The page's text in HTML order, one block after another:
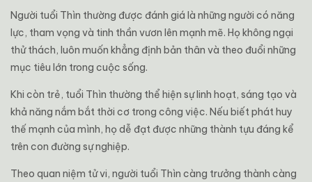
Người tuổi Thìn thường được đánh giá là những người có năng
lực, tham vọng và tinh thần vươn lên mạnh mẽ. Họ không ngại
thử thách, luôn muốn khẳng định bản thân và theo đuổi những
mục tiêu lớn trong cuộc sống.
Khi còn trẻ, tuổi Thìn thường thể hiện sự linh hoạt, sáng tạo và
khả năng nắm bắt thời cơ trong công việc. Nếu biết phát huy
thế mạnh của mình, họ dễ đạt được những thành tựu đáng kể
trên con đường sự nghiệp.
Theo quan niệm tử vi, người tuổi Thìn càng trưởng thành càng